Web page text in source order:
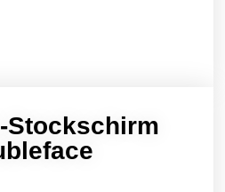
Stockschirm